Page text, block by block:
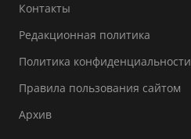
Контакты
Редакционная политика
Политика конфиденциальности
Правила пользования сайтом
Архив